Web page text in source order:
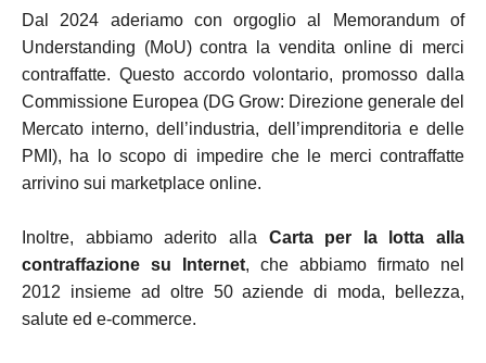
Dal 2024 aderiamo con orgoglio al Memorandum of
Understanding (MoU) contra la vendita online di merci
contraffatte. Questo accordo volontario, promosso dalla
Commissione Europea (DG Grow: Direzione generale del
Mercato interno, dell’industria, dell’imprenditoria e delle
PMI), ha lo scopo di impedire che le merci contraffatte
arrivino sui marketplace online.
Inoltre, abbiamo aderito alla Carta per la lotta alla
contraffazione su Internet, che abbiamo firmato nel
2012 insieme ad oltre 50 aziende di moda, bellezza,
salute ed e-commerce.